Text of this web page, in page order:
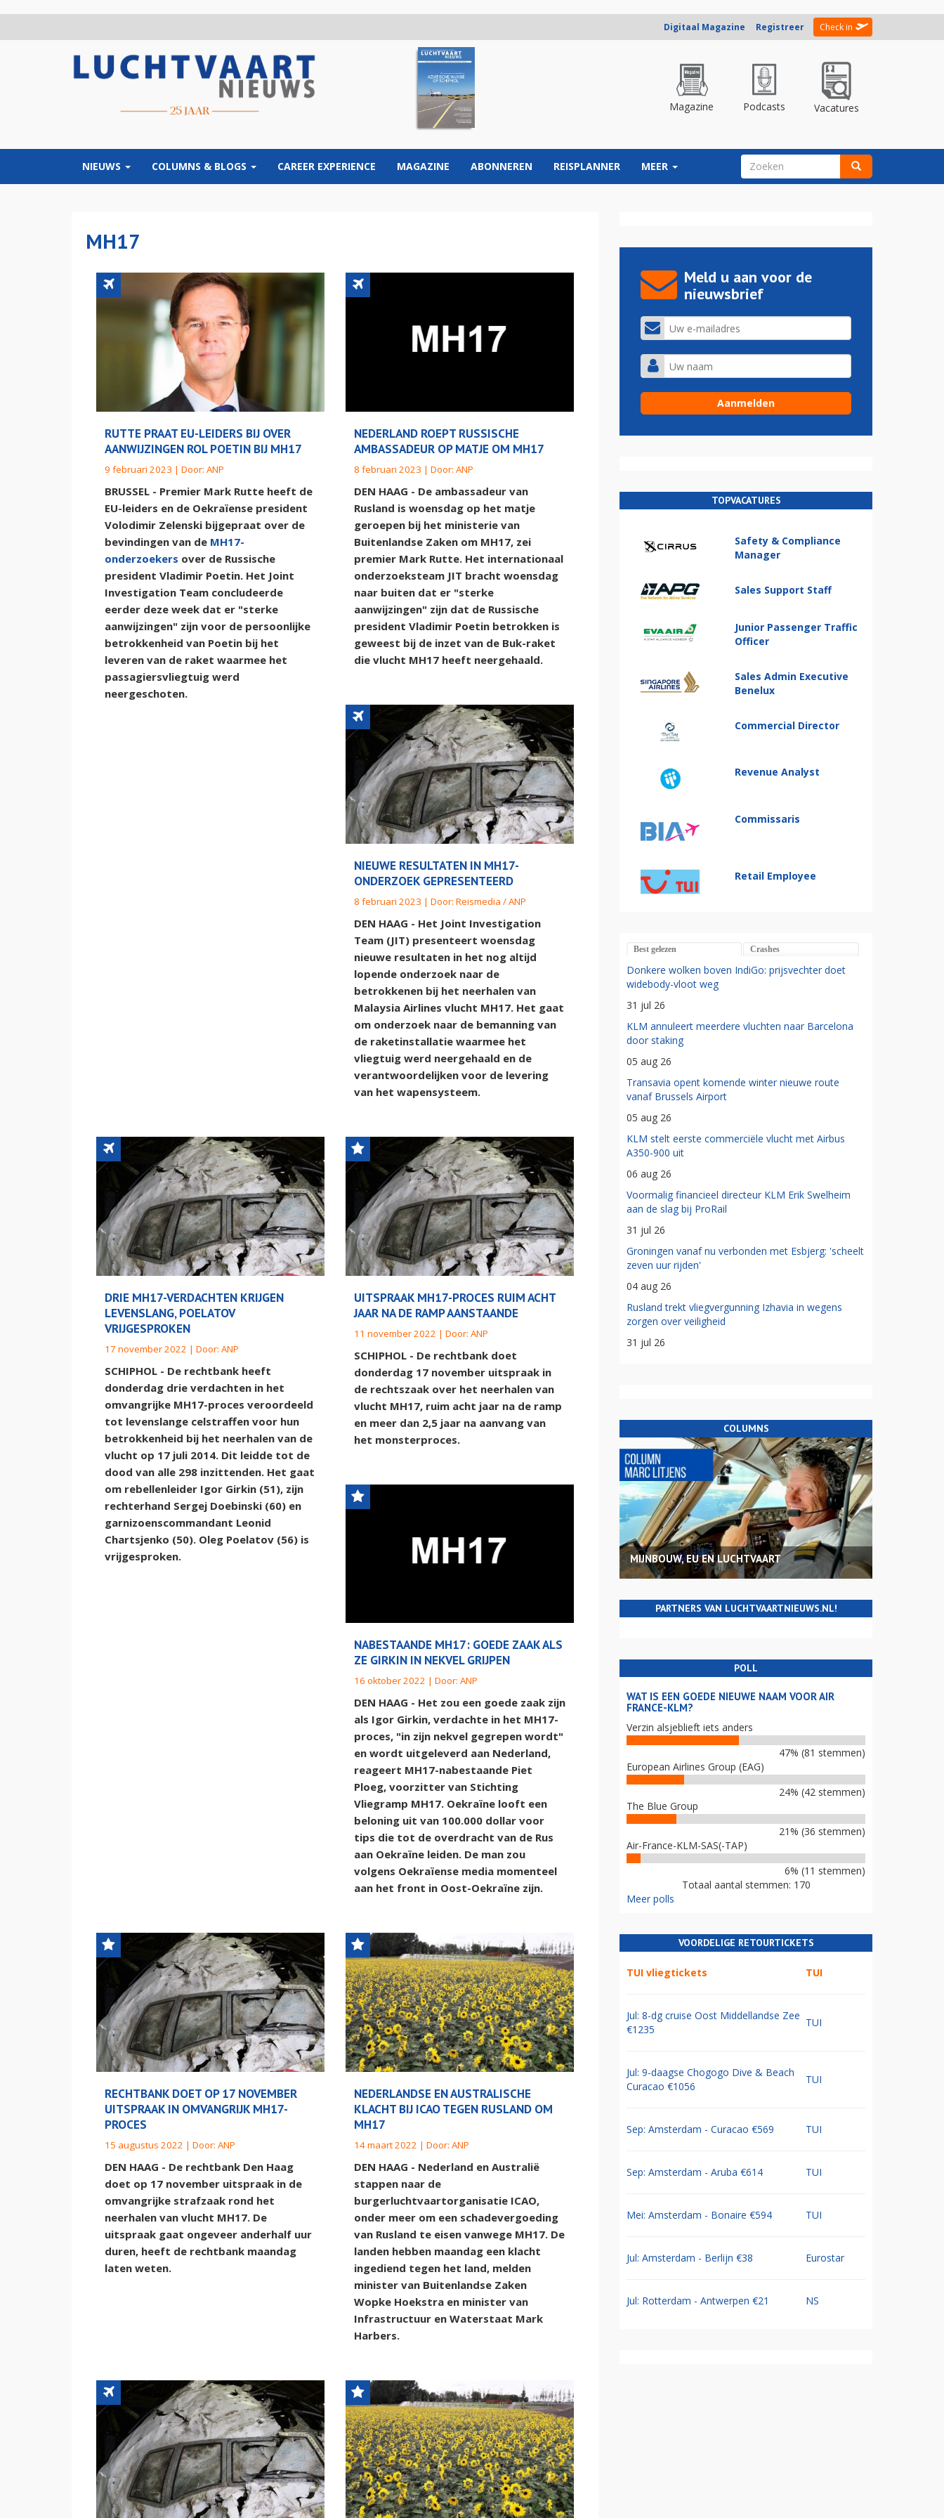
Digitaal Magazine Registreer Check in
Magazine Podcasts Vacatures
NIEUWS COLUMNS & BLOGS CAREER EXPERIENCE MAGAZINE ABONNEREN REISPLANNER MEER ZOEKVELD
MH17
RUTTE PRAAT EU-LEIDERS BIJ OVER
AANWIJZINGEN ROL POETIN BIJ MH17
9 februari 2023 | Door: ANP
BRUSSEL - Premier Mark Rutte heeft de
EU-leiders en de Oekraïense president
Volodimir Zelenski bijgepraat over de
bevindingen van de MH17-
onderzoekers over de Russische
president Vladimir Poetin. Het Joint
Investigation Team concludeerde
eerder deze week dat er "sterke
aanwijzingen" zijn voor de persoonlijke
betrokkenheid van Poetin bij het
leveren van de raket waarmee het
passagiersvliegtuig werd
neergeschoten.
NEDERLAND ROEPT RUSSISCHE
AMBASSADEUR OP MATJE OM MH17
8 februari 2023 | Door: ANP
DEN HAAG - De ambassadeur van
Rusland is woensdag op het matje
geroepen bij het ministerie van
Buitenlandse Zaken om MH17, zei
premier Mark Rutte. Het internationaal
onderzoeksteam JIT bracht woensdag
naar buiten dat er "sterke
aanwijzingen" zijn dat de Russische
president Vladimir Poetin betrokken is
geweest bij de inzet van de Buk-raket
die vlucht MH17 heeft neergehaald.
NIEUWE RESULTATEN IN MH17-
ONDERZOEK GEPRESENTEERD
8 februari 2023 | Door: Reismedia / ANP
DEN HAAG - Het Joint Investigation
Team (JIT) presenteert woensdag
nieuwe resultaten in het nog altijd
lopende onderzoek naar de
betrokkenen bij het neerhalen van
Malaysia Airlines vlucht MH17. Het gaat
om onderzoek naar de bemanning van
de raketinstallatie waarmee het
vliegtuig werd neergehaald en de
verantwoordelijken voor de levering
van het wapensysteem.
DRIE MH17-VERDACHTEN KRIJGEN
LEVENSLANG, POELATOV
VRIJGESPROKEN
17 november 2022 | Door: ANP
SCHIPHOL - De rechtbank heeft
donderdag drie verdachten in het
omvangrijke MH17-proces veroordeeld
tot levenslange celstraffen voor hun
betrokkenheid bij het neerhalen van de
vlucht op 17 juli 2014. Dit leidde tot de
dood van alle 298 inzittenden. Het gaat
om rebellenleider Igor Girkin (51), zijn
rechterhand Sergej Doebinski (60) en
garnizoenscommandant Leonid
Chartsjenko (50). Oleg Poelatov (56) is
vrijgesproken.
UITSPRAAK MH17-PROCES RUIM ACHT
JAAR NA DE RAMP AANSTAANDE
11 november 2022 | Door: ANP
SCHIPHOL - De rechtbank doet
donderdag 17 november uitspraak in
de rechtszaak over het neerhalen van
vlucht MH17, ruim acht jaar na de ramp
en meer dan 2,5 jaar na aanvang van
het monsterproces.
NABESTAANDE MH17: GOEDE ZAAK ALS
ZE GIRKIN IN NEKVEL GRIJPEN
16 oktober 2022 | Door: ANP
DEN HAAG - Het zou een goede zaak zijn
als Igor Girkin, verdachte in het MH17-
proces, "in zijn nekvel gegrepen wordt"
en wordt uitgeleverd aan Nederland,
reageert MH17-nabestaande Piet
Ploeg, voorzitter van Stichting
Vliegramp MH17. Oekraïne looft een
beloning uit van 100.000 dollar voor
tips die tot de overdracht van de Rus
aan Oekraïne leiden. De man zou
volgens Oekraïense media momenteel
aan het front in Oost-Oekraïne zijn.
RECHTBANK DOET OP 17 NOVEMBER
UITSPRAAK IN OMVANGRIJK MH17-
PROCES
15 augustus 2022 | Door: ANP
DEN HAAG - De rechtbank Den Haag
doet op 17 november uitspraak in de
omvangrijke strafzaak rond het
neerhalen van vlucht MH17. De
uitspraak gaat ongeveer anderhalf uur
duren, heeft de rechtbank maandag
laten weten.
NEDERLANDSE EN AUSTRALISCHE
KLACHT BIJ ICAO TEGEN RUSLAND OM
MH17
14 maart 2022 | Door: ANP
DEN HAAG - Nederland en Australië
stappen naar de
burgerluchtvaartorganisatie ICAO,
onder meer om een schadevergoeding
van Rusland te eisen vanwege MH17. De
landen hebben maandag een klacht
ingediend tegen het land, melden
minister van Buitenlandse Zaken
Wopke Hoekstra en minister van
Infrastructuur en Waterstaat Mark
Harbers.
Meld u aan voor de
nieuwsbrief
TOPVACATURES
Safety & Compliance
Manager
Sales Support Staff
Junior Passenger Traffic
Officer
Sales Admin Executive
Benelux
Commercial Director
Revenue Analyst
Commissaris
Retail Employee
Best gelezen Crashes
Donkere wolken boven IndiGo: prijsvechter doet
widebody-vloot weg
31 jul 26
KLM annuleert meerdere vluchten naar Barcelona
door staking
05 aug 26
Transavia opent komende winter nieuwe route
vanaf Brussels Airport
05 aug 26
KLM stelt eerste commerciële vlucht met Airbus
A350-900 uit
06 aug 26
Voormalig financieel directeur KLM Erik Swelheim
aan de slag bij ProRail
31 jul 26
Groningen vanaf nu verbonden met Esbjerg: 'scheelt
zeven uur rijden'
04 aug 26
Rusland trekt vliegvergunning Izhavia in wegens
zorgen over veiligheid
31 jul 26
COLUMNS
MIJNBOUW, EU EN LUCHTVAART
PARTNERS VAN LUCHTVAARTNIEUWS.NL!
POLL
WAT IS EEN GOEDE NIEUWE NAAM VOOR AIR
FRANCE-KLM?
Verzin alsjeblieft iets anders
47% (81 stemmen)
European Airlines Group (EAG)
24% (42 stemmen)
The Blue Group
21% (36 stemmen)
Air-France-KLM-SAS(-TAP)
6% (11 stemmen)
Totaal aantal stemmen: 170
Meer polls
VOORDELIGE RETOURTICKETS
TUI vliegtickets TUI
Jul: 8-dg cruise Oost Middellandse Zee
€1235
TUI
Jul: 9-daagse Chogogo Dive & Beach
Curacao €1056
TUI
Sep: Amsterdam - Curacao €569 TUI
Sep: Amsterdam - Aruba €614 TUI
Mei: Amsterdam - Bonaire €594 TUI
Jul: Amsterdam - Berlijn €38 Eurostar
Jul: Rotterdam - Antwerpen €21 NS